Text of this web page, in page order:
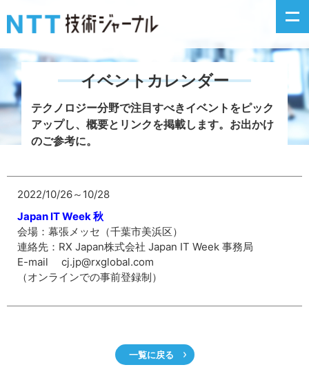
新着情報
イベントカレンダー
問い合わせ
イベントカレンダー
テクノロジー分野で注目すべきイベントをピック
アップし、 概要とリンクを掲載します。お出かけ
のご参考に。
2022/10/26～10/28
Japan IT Week 秋
会場：幕張メッセ（千葉市美浜区）
連絡先：RX Japan株式会社 Japan IT Week 事務局
E-mail cj.jp@rxglobal.com
（オンラインでの事前登録制）
一覧に戻る